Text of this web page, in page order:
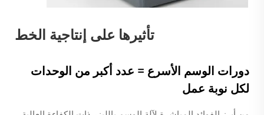
تأثيرها على إنتاجية الخط
دورات الوسم الأسرع = عدد أكبر من الوحدات
لكل نوبة عمل